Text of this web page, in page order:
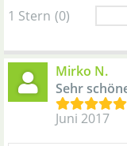
1 Stern (0)
Mirko N.
Sehr
Juni 2017